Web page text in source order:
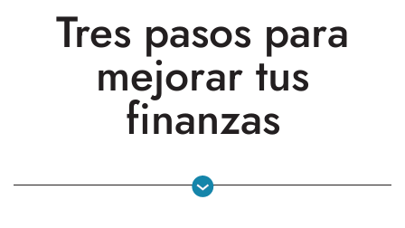
Tres pasos para
mejorar tus
finanzas